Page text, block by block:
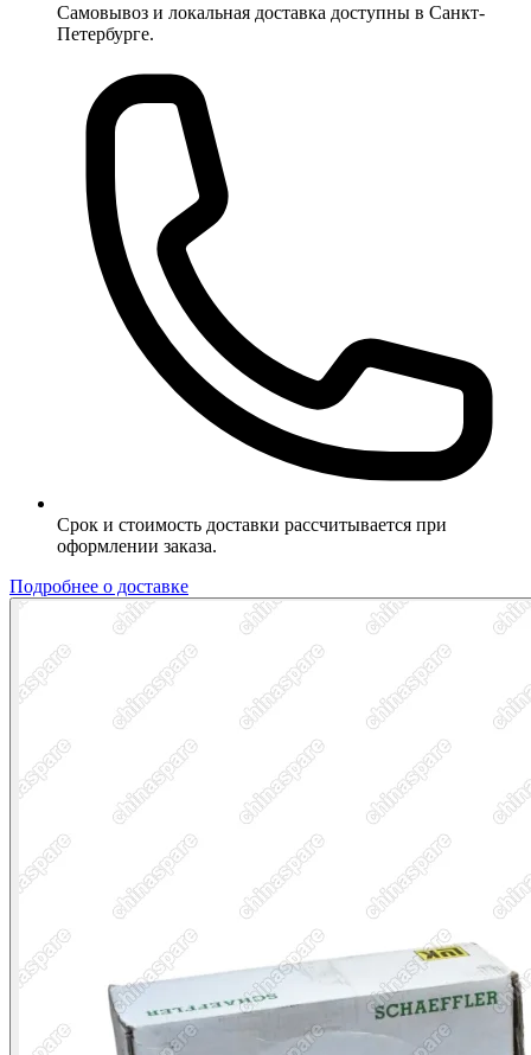
Самовывоз и локальная доставка доступны в Санкт-
Петербурге.
Срок и стоимость доставки рассчитывается при
оформлении заказа.
Подробнее о доставке